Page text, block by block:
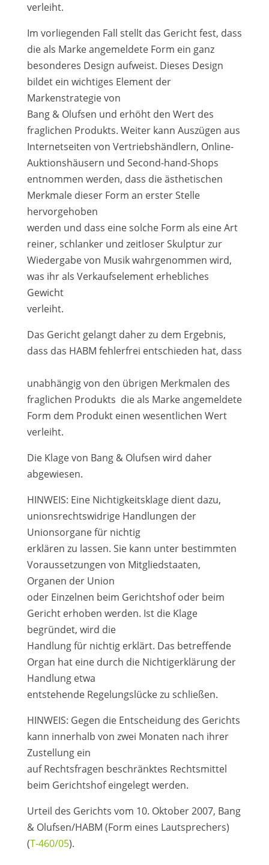
verleiht.
Im vorliegenden Fall stellt das Gericht fest, dass
die als Marke angemeldete Form ein ganz
besonderes Design aufweist. Dieses Design
bildet ein wichtiges Element der
Markenstrategie von
Bang & Olufsen und erhöht den Wert des
fraglichen Produkts. Weiter kann Auszügen aus
Internetseiten von Vertriebshändlern, Online-
Auktionshäusern und Second-hand-Shops
entnommen werden, dass die ästhetischen
Merkmale dieser Form an erster Stelle
hervorgehoben
werden und dass eine solche Form als eine Art
reiner, schlanker und zeitloser Skulptur zur
Wiedergabe von Musik wahrgenommen wird,
was ihr als Verkaufselement erhebliches
Gewicht
verleiht.
Das Gericht gelangt daher zu dem Ergebnis,
dass das HABM fehlerfrei entschieden hat, dass
unabhängig von den übrigen Merkmalen des
fraglichen Produkts ­ die als Marke angemeldete
Form dem Produkt einen wesentlichen Wert
verleiht.
Die Klage von Bang & Olufsen wird daher
abgewiesen.
HINWEIS: Eine Nichtigkeitsklage dient dazu,
unionsrechtswidrige Handlungen der
Unionsorgane für nichtig
erklären zu lassen. Sie kann unter bestimmten
Voraussetzungen von Mitgliedstaaten,
Organen der Union
oder Einzelnen beim Gerichtshof oder beim
Gericht erhoben werden. Ist die Klage
begründet, wird die
Handlung für nichtig erklärt. Das betreffende
Organ hat eine durch die Nichtigerklärung der
Handlung etwa
entstehende Regelungslücke zu schließen.
HINWEIS: Gegen die Entscheidung des Gerichts
kann innerhalb von zwei Monaten nach ihrer
Zustellung ein
auf Rechtsfragen beschränktes Rechtsmittel
beim Gerichtshof eingelegt werden.
Urteil des Gerichts vom 10. Oktober 2007, Bang
& Olufsen/HABM (Form eines Lautsprechers)
(T-460/05).